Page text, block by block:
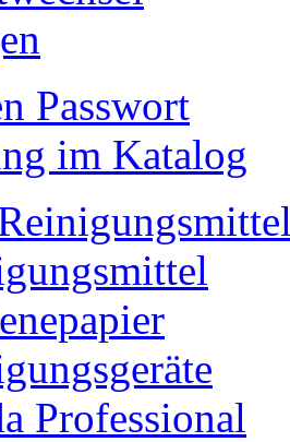
Passwort
im Katalog
Professional